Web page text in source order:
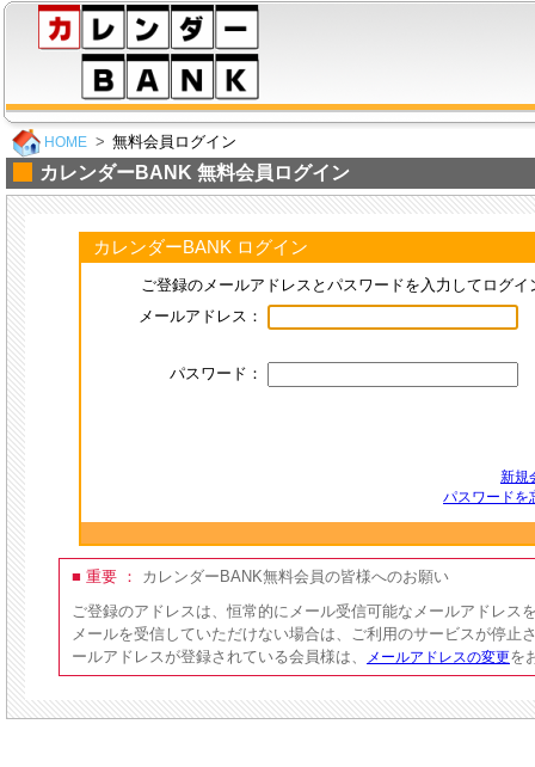
HOME 無料会員ログイン
カレンダーBANK 無料会員ログイン
カレンダーBANK ログイン
ご登録のメールアドレスとパスワードを入力してログイ
メールアドレス：
パスワード：
新規
パスワードを
■ 重要 ：
カレンダーBANK無料会員の皆様へのお願い
ご登録のアドレスは、恒常的にメール受信可能なメールアドレス
メールを受信していただけない場合は、ご利用のサービスが停止
ールアドレスが登録されている会員様は、
メールアドレスの変更を